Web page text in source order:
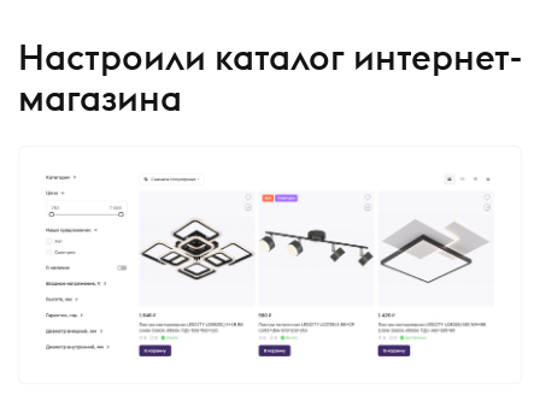
Настроили каталог интернет-
магазина